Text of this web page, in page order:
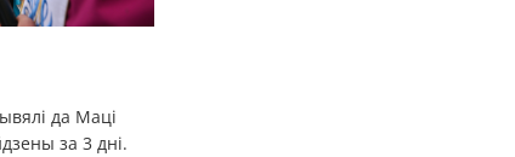
да Маці
за 3 дні.